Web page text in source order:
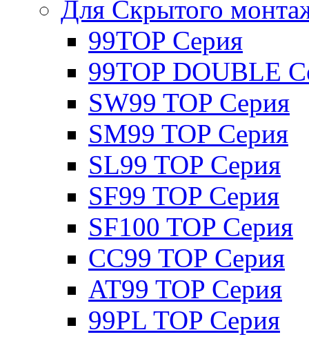
Для Скрытого
99TOP Серия
99TOP DOUBLE
SW99 TOP Серия
SM99 TOP Серия
SL99 TOP Серия
SF99 TOP Серия
SF100 TOP Серия
CC99 TOP Серия
AT99 TOP Серия
99PL TOP Серия